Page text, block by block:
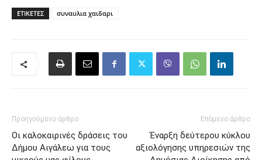
ΕΤΙΚΈΤΕΣ συναυλια χαιδαρι
Προηγούμενο άρθρο
Οι καλοκαιρινές δράσεις του
Δήμου Αιγάλεω για τους
Επόμενο άρθρο
Έναρξη δεύτερου κύκλου
αξιολόγησης υπηρεσιών της